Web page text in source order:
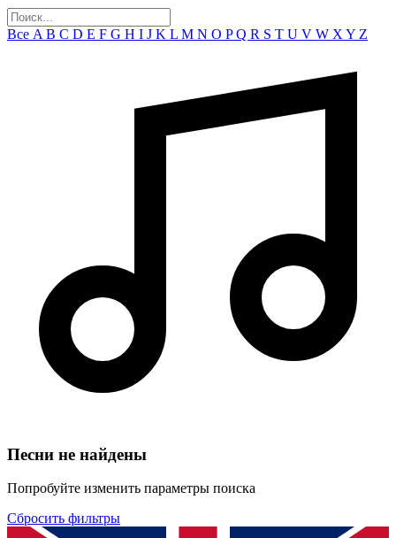
Все A B C D E F G H I J K L M N O PQ R S T U V W X Y Z
Песни не найдены
Попробуйте изменить параметры поиска
Сбросить фильтры